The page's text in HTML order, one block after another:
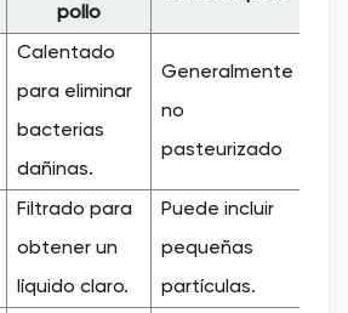
pollo
Calentado
para eliminar
bacterias
dañinas.
Generalmente
no
pasteurizado
Filtrado para
obtener un
líquido claro.
Puede incluir
pequeñas
partículas.